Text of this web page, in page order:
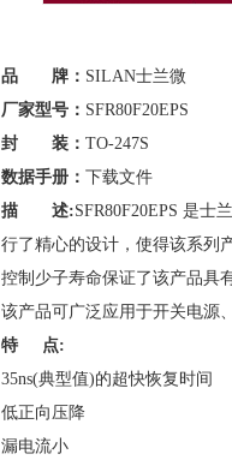
品 牌： SILAN士兰微
厂家型号： SFR80F20EPS
封 装： TO-247S
数据手册： 下载文件
描 述:SFR80F20EPS 是
行了精心的设计，使得该系列
控制少子寿命保证了该产品具
该产品可广泛应用于开关电源
特 点:
35ns(典型值)的超快恢复时间
低正向压降
漏电流小